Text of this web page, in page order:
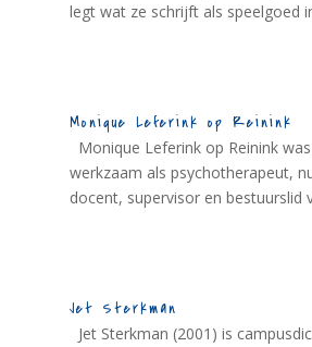
legt wat ze schrijft als speelgoed
Monique Leferink op Reinink
Monique Leferink op Reinink
werkzaam als psychotherapeut,
docent, supervisor en bestuurslid
Jet Sterkman
Jet Sterkman (2001) is